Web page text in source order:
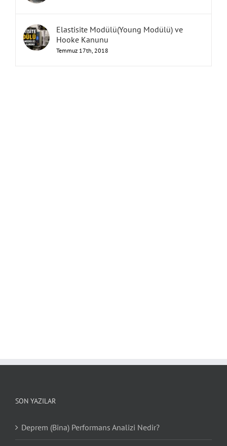
Elastisite Modülü(Young Modülü) ve
Hooke Kanunu
Temmuz 17th, 2018
SON YAZILAR
Deprem (Bina) Performans Analizi Nedir?